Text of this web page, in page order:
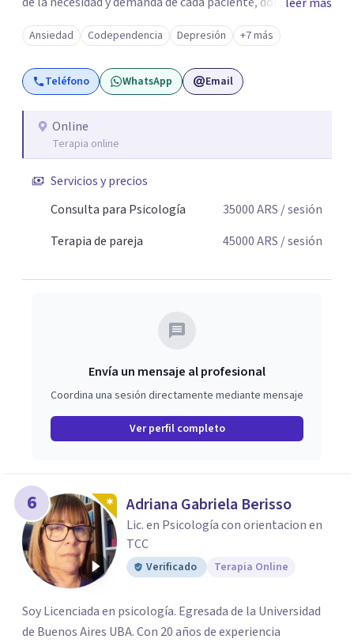
ambos vamos ejercer un papel activo en la orientación de
la terapia. Para ello utilizo recursos técnicos amplios y
flexibles, adaptados al momento y problemática de cada
persona.
Ansiedad Codependencia Depresión +7 más
Teléfono WhatsApp Email
Online
Terapia online
Servicios y precios
Consulta para Psicología
35000ARS / sesión
Terapia de pareja
45000ARS / sesión
Envía un mensaje al profesional
Coordina una sesión directamente mediante mensaje
Ver perfil completo
6 Adriana Gabriela Berisso
Lic. en Psicología con orientacion en
TCC
Verificado Terapia Online
Soy Licenciada en psicología. Egresada de la Universidad
de Buenos Aires UBA. Con 20 años de experiencia